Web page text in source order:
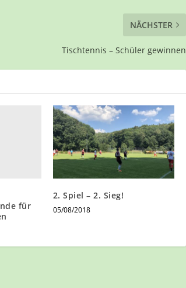
NÄCHSTER
Tischtennis – Schüler gewinnen
für
2. Spiel – 2. Sieg!
05/08/2018